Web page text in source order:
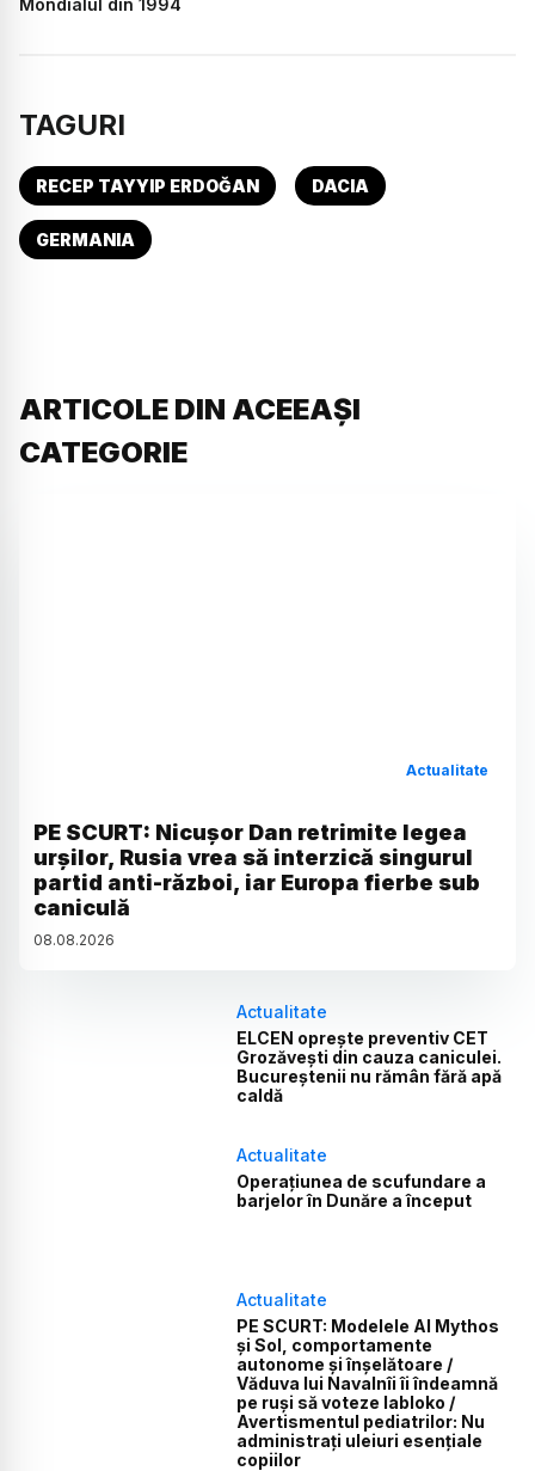
Mondialul din 1994
TAGURI
RECEP TAYYIP ERDOĞAN DACIA
GERMANIA
ARTICOLE DIN ACEEAȘI
CATEGORIE
Actualitate
PE SCURT: Nicușor Dan retrimite legea
urșilor, Rusia vrea să interzică singurul
partid anti-război, iar Europa fierbe sub
caniculă
08.08.2026
Actualitate
ELCEN oprește preventiv CET
Grozăvești din cauza caniculei.
Bucureștenii nu rămân fără apă
caldă
Actualitate
Operațiunea de scufundare a
barjelor în Dunăre a început
Actualitate
PE SCURT: Modelele AI Mythos
și Sol, comportamente
autonome și înșelătoare /
Văduva lui Navalnîi îi îndeamnă
pe ruși să voteze Iabloko /
Avertismentul pediatrilor: Nu
administrați uleiuri esențiale
copiilor